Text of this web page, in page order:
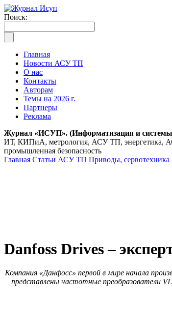
Поиск:
Главная
Новости АСУ ТП
О нас
Контакты
Авторам
Темы на 2026 г.
Партнеры
Реклама
Журнал «ИСУП». (Информатизация и
ИТ, КИПиА, метрология, АСУ ТП, энергетика,
промышленная безопасность
Главная Статьи АСУ ТП Приводы, сервотехника
Danfoss Drives –
Компания «Данфосс» первой в мире начала
представлены частотные преобразователи